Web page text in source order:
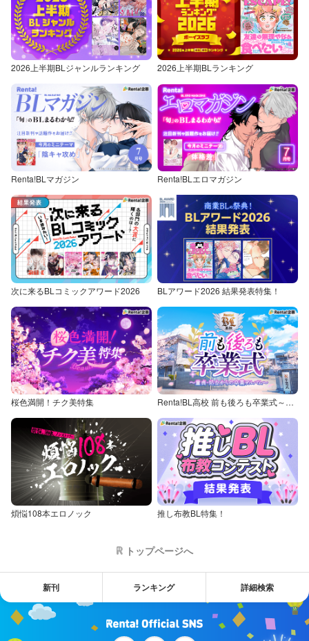
2026上半期BLジャンルランキング 2026上半期BLランキング
Renta!BLマガジン Renta!BLエロマガジン
次に来るBLコミックアワード2026 BLアワード2026 結果発表特集！
桜色満開！チク美特集 Renta!BL高校 前も後ろも卒業式～童貞・処女からの卒業アルバム～
煩悩108本エロノック 推し布教BL特集！
トップページへ
新刊 ランキング 詳細検索